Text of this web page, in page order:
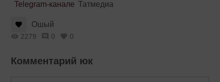
Telegram-канале Татмедиа
Ошый
2279 0 0
Комментарий юк